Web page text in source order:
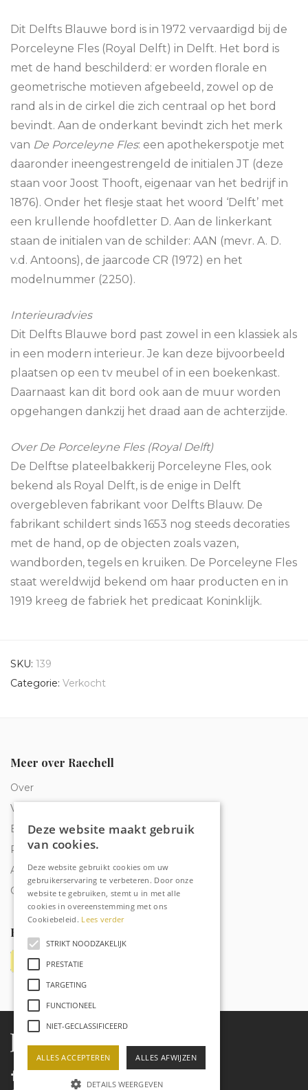
Dit Delfts Blauwe bord is in 1972 vervaardigd bij de
Porceleyne Fles (Royal Delft) in Delft. Het bord is
met de hand beschilderd: er worden florale en
geometrische motieven afgebeeld, zowel op de
rand als in de cirkel die zich centraal op het bord
bevindt. Aan de onderkant bevindt zich het merk
van De Porceleyne Fles: een apothekerspotje met
daaronder ineengestrengeld de initialen JT (deze
staan voor Joost Thooft, eigenaar van het bedrijf in
1876). Onder het flesje staat het woord ‘Delft’ met
een krullende hoofdletter D. Aan de linkerkant
staan de initialen van de schilder: AAN (mevr. A. D.
v.d. Antoons), de jaarcode CR (1972) en het
modelnummer (2250).
Interieuradvies
Dit Delfts Blauwe bord past zowel in een klassiek als
in een modern interieur. Je kan deze bijvoorbeeld
plaatsen op een tv meubel of in een boekenkast.
Daarnaast kan dit bord ook aan de muur worden
opgehangen dankzij het draad aan de achterzijde.
Over De Porceleyne Fles (Royal Delft)
De Delftse plateelbakkerij Porceleyne Fles, ook
bekend als Royal Delft, is de enige in Delft
overgebleven fabrikant voor Delfts Blauw. De
fabrikant schildert sinds 1653 nog steeds decoraties
met de hand, op de objecten zoals vazen,
wandborden, tegels en kruiken. De Porceleyne Fles
staat wereldwijd bekend om haar producten en in
1919 kreeg de fabriek het predicaat Koninklijk.
SKU: 139
Categorie: Verkocht
Meer over Raechell
Over
Veelgestelde vragen
Bestelling traceren
Privacy & Cookies
Algemene voorwaarden
Contact
Betaalmethoden
Deze website maakt gebruik
van cookies.
Deze website gebruikt cookies om uw
gebruikerservaring te verbeteren. Door onze
website te gebruiken, stemt u in met alle
cookies in overeenstemming met ons
Cookiebeleid. Lees verder
STRIKT NOODZAKELIJK
PRESTATIE
TARGETING
FUNCTIONEEL
NIET-GECLASSIFICEERD
ALLES ACCEPTEREN ALLES AFWIJZEN
DETAILS WEERGEVEN